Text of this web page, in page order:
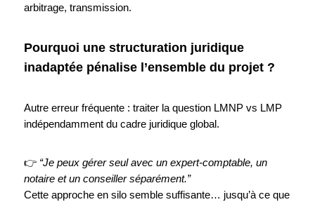
arbitrage, transmission.
Pourquoi une structuration juridique
inadaptée pénalise l’ensemble du projet ?
Autre erreur fréquente : traiter la question LMNP vs LMP
indépendamment du cadre juridique global.
👉 “Je peux gérer seul avec un expert-comptable, un
notaire et un conseiller séparément.”
Cette approche en silo semble suffisante… jusqu’à ce que